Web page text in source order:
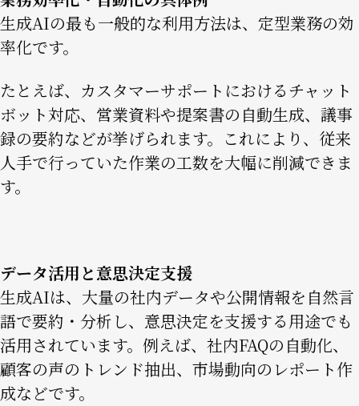
生成AIの最も一般的な利用方法は、定型業務の効
率化です。
たとえば、カスタマーサポートにおけるチャット
ボット対応、営業資料や提案書の自動生成、議事
録の要約などが挙げられます。これにより、従来
人手で行っていた作業の工数を大幅に削減できま
す。
データ活用と意思決定支援
生成AIは、大量の社内データや公開情報を自然言
語で要約・分析し、意思決定を支援する用途でも
活用されています。例えば、社内FAQの自動化、
顧客の声のトレンド抽出、市場動向のレポート作
成などです。